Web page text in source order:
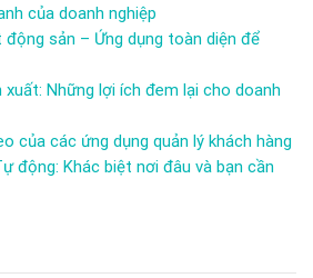
của doanh nghiệp
động sản – Ứng dụng toàn diện để
xuất: Những lợi ích đem lại cho doanh
của các ứng dụng quản lý khách hàng
động: Khác biệt nơi đâu và bạn cần